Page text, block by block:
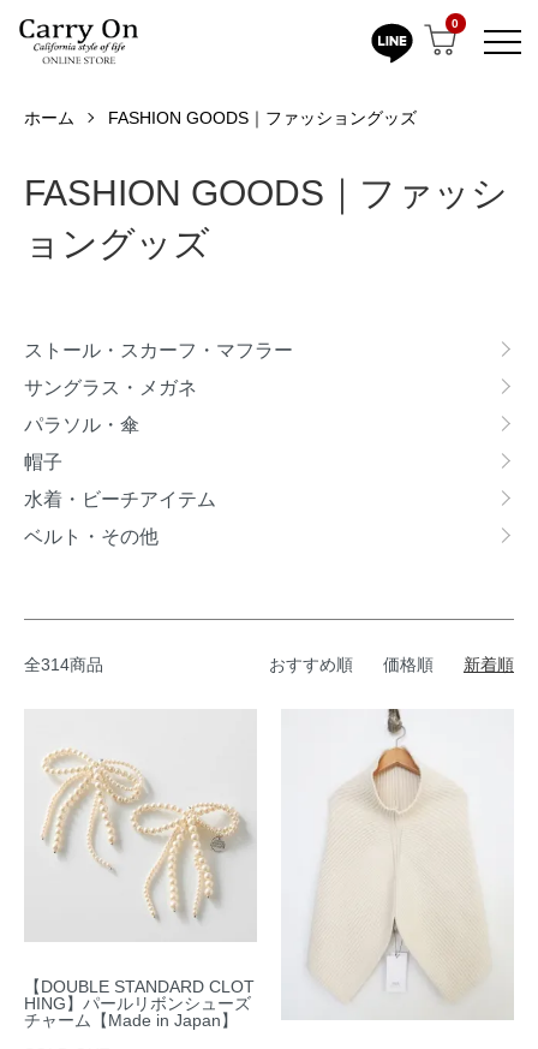
0
ホーム FASHION GOODS｜ファッショングッズ
FASHION GOODS｜ファッシ
ョングッズ
ストール・スカーフ・マフラー
サングラス・メガネ
パラソル・傘
帽子
水着・ビーチアイテム
ベルト・その他
全314商品 おすすめ順 価格順 新着順
【DOUBLE STANDARD CLOT
HING】パールリボンシューズ
チャーム【Made in Japan】